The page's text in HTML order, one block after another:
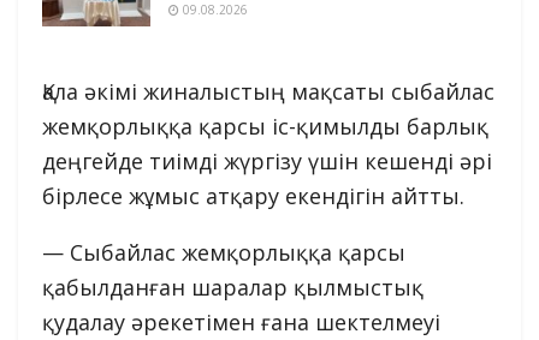
09.08.2026
Қала әкімі жиналыстың мақсаты сыбайлас
жемқорлыққа қарсы іс-қимылды барлық
деңгейде тиімді жүргізу үшін кешенді әрі
бірлесе жұмыс атқару екендігін айтты.
— Сыбайлас жемқорлыққа қарсы
қабылданған шаралар қылмыстық
қудалау әрекетімен ғана шектелмеуі